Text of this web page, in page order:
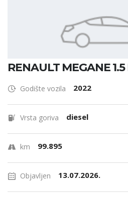
RENAULT MEGANE
Godište vozila 2022
Vrsta goriva diesel
km 99.895
Objavljen 13.07.2026.